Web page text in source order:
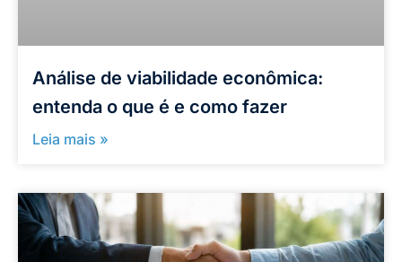
Análise de viabilidade econômica:
entenda o que é e como fazer
Leia mais »